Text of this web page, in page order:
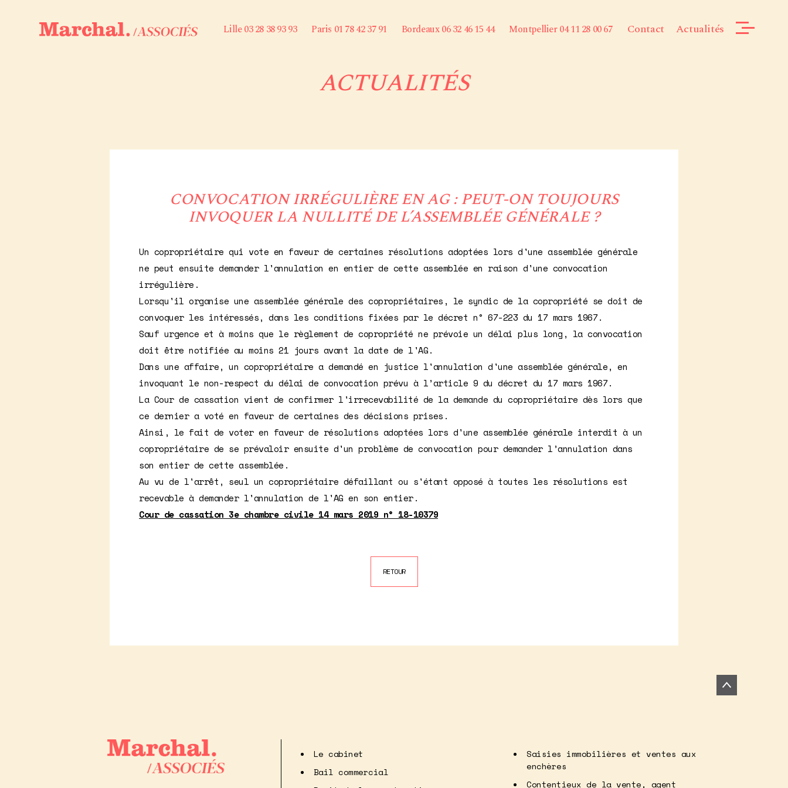
Lille 03 28 38 93 93 Paris 01 78 42 37 91 Bordeaux 06 32 46 15 44 Montpellier 04 11 28 00 67 Contact Actualités
ACTUALITÉS
CONVOCATION IRRÉGULIÈRE EN AG : PEUT-ON TOUJOURS
INVOQUER LA NULLITÉ DE L’ASSEMBLÉE GÉNÉRALE ?
Un copropriétaire qui vote en faveur de certaines résolutions adoptées lors d'une assemblée générale
ne peut ensuite demander l'annulation en entier de cette assemblée en raison d'une convocation
irrégulière.
Lorsqu'il organise une assemblée générale des copropriétaires, le syndic de la copropriété se doit de
convoquer les intéressés, dans les conditions fixées par le décret n° 67-223 du 17 mars 1967.
Sauf urgence et à moins que le règlement de copropriété ne prévoie un délai plus long, la convocation
doit être notifiée au moins 21 jours avant la date de l'AG.
Dans une affaire, un copropriétaire a demandé en justice l'annulation d'une assemblée générale, en
invoquant le non-respect du délai de convocation prévu à l’article 9 du décret du 17 mars 1967.
La Cour de cassation vient de confirmer l'irrecevabilité de la demande du copropriétaire dès lors que
ce dernier a voté en faveur de certaines des décisions prises.
Ainsi, le fait de voter en faveur de résolutions adoptées lors d'une assemblée générale interdit à un
copropriétaire de se prévaloir ensuite d'un problème de convocation pour demander l’annulation dans
son entier de cette assemblée.
Au vu de l'arrêt, seul un copropriétaire défaillant ou s'étant opposé à toutes les résolutions est
recevable à demander l'annulation de l'AG en son entier.
Cour de cassation 3e chambre civile 14 mars 2019 n° 18-10379
RETOUR
Le cabinet
Bail commercial
Saisies immobilières et ventes aux
enchères
Contentieux de la vente, agent